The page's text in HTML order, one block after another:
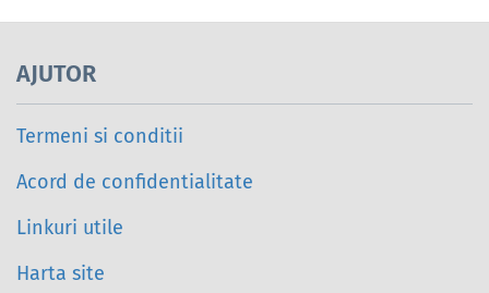
AJUTOR
Termeni si conditii
Acord de confidentialitate
Linkuri utile
Harta site